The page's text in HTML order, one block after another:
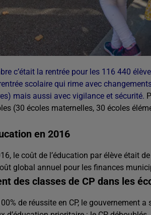
c’était la rentrée pour les 116 440
scolaire qui rime avec
mais aussi avec vigilance et sécurité.
(30 écoles maternelles, 30 écoles
en 2016
le coût de l’éducation par élève était
global annuel pour les finances
des classes de CP dans les
de réussite en CP, le gouvernement